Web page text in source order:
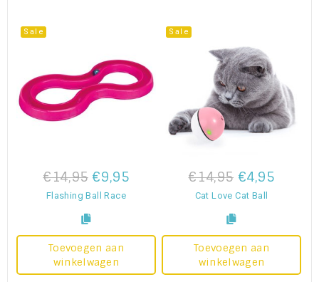
Sale
€14,95€9,95
Flashing Ball Race
Toevoegen aan
winkelwagen
Sale
€14,95 €4,95
Cat Love Cat Ball
Toevoegen aan
winkelwagen